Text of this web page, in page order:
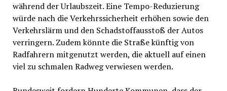
während der Urlaubszeit. Eine Tempo-Reduzierung
würde nach die Verkehrssicherheit erhöhen sowie den
Verkehrslärm und den Schadstoffausstoß der Autos
verringern. Zudem könnte die Straße künftig von
Radfahrern mitgenutzt werden, die aktuell auf einen
viel zu schmalen Radweg verwiesen werden.